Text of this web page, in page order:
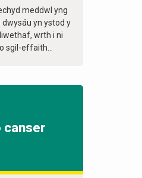
meddwl yng
dwysáu yn ystod y
wrth i ni
sgil-effaith...
canser